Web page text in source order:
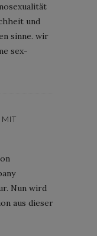
und
sinne. wir
sex-
Nun wird
aus dieser